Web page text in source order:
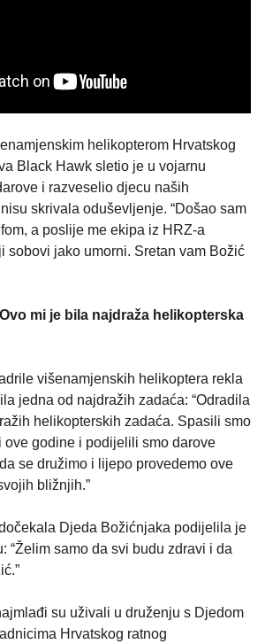
helikopterom Hrvatskog
Black Hawk sletio je u vojarnu
i razveselio djecu naših
skrivala oduševljenje. “Došao sam
a poslije me ekipa iz HRZ-a
sobovi jako umorni. Sretan vam Božić
mi je bila najdraža helikopterska
višenamjenskih helikoptera rekla
jedna od najdražih zadaća: “Odradila
helikopterskih zadaća. Spasili smo
ove godine i podijelili smo darove
se družimo i lijepo provedemo ove
bližnjih.”
Djeda Božićnjaka podijelila je
“Želim samo da svi budu zdravi i da
su uživali u druženju s Djedom
Hrvatskog ratnog